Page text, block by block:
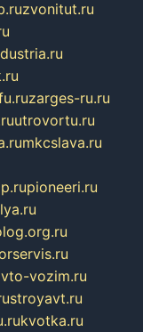
zvonitut.ru
zarges-ru.ru
utrovortu.ru
mkcslava.ru
pioneeri.ru
vozim.ru
stroyavt.ru
kvotka.ru